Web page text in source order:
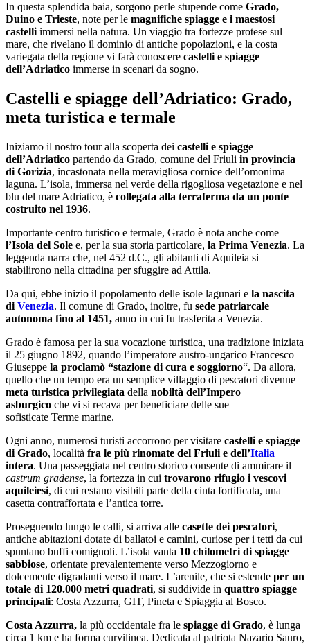
In questa splendida baia, sorgono perle stupende come Grado,
Duino e Trieste, note per le magnifiche spiagge e i maestosi
castelli immersi nella natura. Un viaggio tra fortezze protese sul
mare, che rivelano il dominio di antiche popolazioni, e la costa
variegata della regione vi farà conoscere castelli e spiagge
dell’Adriatico immerse in scenari da sogno.
Castelli e spiagge dell’Adriatico: Grado,
meta turistica e termale
Iniziamo il nostro tour alla scoperta dei castelli e spiagge
dell’Adriatico partendo da Grado, comune del Friuli in provincia
di Gorizia, incastonata nella meravigliosa cornice dell’omonima
laguna. L’isola, immersa nel verde della rigogliosa vegetazione e nel
blu del mare Adriatico, è collegata alla terraferma da un ponte
costruito nel 1936.
Importante centro turistico e termale, Grado è nota anche come
l’Isola del Sole e, per la sua storia particolare, la Prima Venezia. La
leggenda narra che, nel 452 d.C., gli abitanti di Aquileia si
stabilirono nella cittadina per sfuggire ad Attila.
Da qui, ebbe inizio il popolamento delle isole lagunari e la nascita
di Venezia. Il comune di Grado, inoltre, fu sede patriarcale
autonoma fino al 1451, anno in cui fu trasferita a Venezia.
Grado è famosa per la sua vocazione turistica, una tradizione iniziata
il 25 giugno 1892, quando l’imperatore austro-ungarico Francesco
Giuseppe la proclamò “stazione di cura e soggiorno“. Da allora,
quello che un tempo era un semplice villaggio di pescatori divenne
meta turistica privilegiata della nobiltà dell’Impero
asburgico che vi si recava per beneficiare delle sue
sofisticate Terme marine.
Ogni anno, numerosi turisti accorrono per visitare castelli e spiagge
di Grado, località fra le più rinomate del Friuli e dell’Italia
intera. Una passeggiata nel centro storico consente di ammirare il
castrum gradense, la fortezza in cui trovarono rifugio i vescovi
aquileiesi, di cui restano visibili parte della cinta fortificata, una
casetta contraffortata e l’antica torre.
Proseguendo lungo le calli, si arriva alle casette dei pescatori,
antiche abitazioni dotate di ballatoi e camini, curiose per i tetti da cui
spuntano buffi comignoli. L’isola vanta 10 chilometri di spiagge
sabbiose, orientate prevalentemente verso Mezzogiorno e
dolcemente digradanti verso il mare. L’arenile, che si estende per un
totale di 120.000 metri quadrati, si suddivide in quattro spiagge
principali: Costa Azzurra, GIT, Pineta e Spiaggia al Bosco.
Costa Azzurra, la più occidentale fra le spiagge di Grado, è lunga
circa 1 km e ha forma curvilinea. Dedicata al patriota Nazario Sauro,